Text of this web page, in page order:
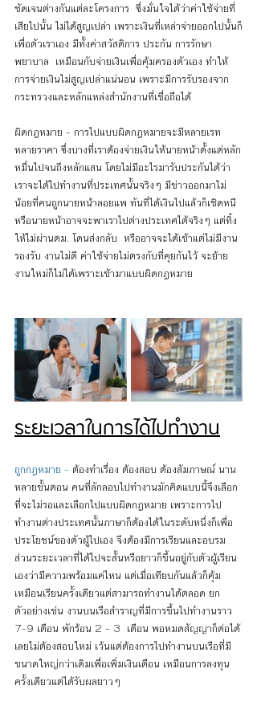
ชัดเจนต่างกันแต่ละโครงการ  ซึ่งมั่นใจได้ว่าค่าใช้จ่ายที่
เสียไปนั้น ไม่ได้สูญเปล่า เพราะเงินที่เหล่าจ่ายออกไปนั้นก็
เพื่อตัวเราเอง มีทั้งค่าสวัสดิการ ประกัน การรักษา
พยาบาล  เหมือนกับจ่ายเงินเพื่อคุ้มครองตัวเอง ทำให้
การจ่ายเงินไม่สูญเปล่าแน่นอน เพราะมีการรับรองจาก
กระทรวงและหลักแหล่งสำนักงานที่เชื่อถือได้
ผิดกฎหมาย - การไปแบบผิดกฎหมายจะมีหลายเรท
หลายราคา ซึ่งบางที่เราต้องจ่ายเงินให้นายหน้าตั้งแต่หลัก
หมื่นไปจนถึงหลักแสน โดยไม่มีอะไรมารับประกันได้ว่า
เราจะได้ไปทำงานที่ประเทศนั้นจริงๆ มีข่าวออกมาไม่
น้อยที่คนถูกนายหน้าลอยแพ ทันที่ได้เงินไปแล้วก็เชิดหนี
หรือนายหน้าอาจจะพาเราไปต่างประเทศได้จริงๆ แต่ทิ้ง
ให้ไม่ผ่านตม. โดนส่งกลับ  หรืออาจจะได้เข้าแต่ไม่มีงาน
รองรับ งานไม่ดี ค่าใช้จ่ายไม่ตรงกับที่คุยกันไว้ จะย้าย
งานใหม่ก็ไม่ได้เพราะเข้ามาแบบผิดกฎหมาย
ระยะเวลาในการได้ไปทำงาน
ถูกกฎหมาย - ต้องทำเรื่อง ต้องสอบ ต้องสัมภาษณ์ นาน
หลายขั้นตอน คนที่ลักลอบไปทำงานมักคิดแบบนี้จึงเลือก
ที่จะไม่รอและเลือกไปแบบผิดกฎหมาย เพราะการไป
ทำงานต่างประเทศนั้นภาษาก็ต้องได้ในระดับหนึ่งก็เพื่อ
ประโยชน์ของตัวผู้ไปเอง จึงต้องมีการเรียนและอบรม
ส่วนระยะเวลาที่ได้ไปจะสั้นหรือยาวก็ขึ้นอยู่กับตัวผู้เรียน
เองว่ามีความพร้อมแค่ไหน แต่เมื่อเทียบกันแล้วก็คุ้ม
เหมือนเรียนครั้งเดียวแต่สามารถทำงานได้ตลอด ยก
ตัวอย่างเช่น งานบนเรือสำราญที่มีการขึ้นไปทำงานราว
7-9 เดือน พักร้อน 2 - 3  เดือน พอหมดสัญญาก็ต่อได้
เลยไม่ต้องสอบใหม่ เว้นแต่ต้องการไปทำงานบนเรือที่มี
ขนาดใหญ่กว่าเดิมเพื่อเพิ่มเงินเดือน เหมือนการลงทุน
ครั้งเดียวแต่ได้รับผลยาวๆ